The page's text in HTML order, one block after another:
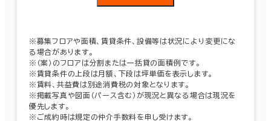
※募集フロアや面積、賃貸条件、設備等は状況により変更にな
る場合があります。
※（案）のフロアは分割または一括貸の面積例です。
※賃貸条件の上段は月額、下段は坪単価を表示します。
※賃料、共益費は別途消費税の対象となります。
※掲載写真や図面（パース含む）が現況と異なる場合は現況を
優先します。
※ご成約時は規定の仲介手数料を申し受けます。